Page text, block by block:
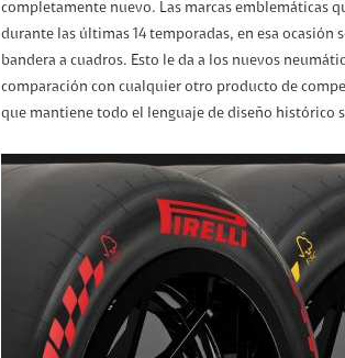
completamente nuevo. Las marcas emblemáticas
durante las últimas 14 temporadas, en esa
bandera a cuadros. Esto le da a los nuevos
comparación con cualquier otro producto de
que mantiene todo el lenguaje de diseño histórico